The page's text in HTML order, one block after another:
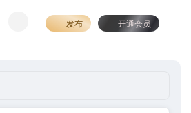
发布 开通会员